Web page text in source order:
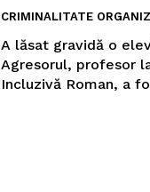
CRIMINALITATE
A lăsat gravidă o
Agresorul, profesor
Incluzivă Roman, a